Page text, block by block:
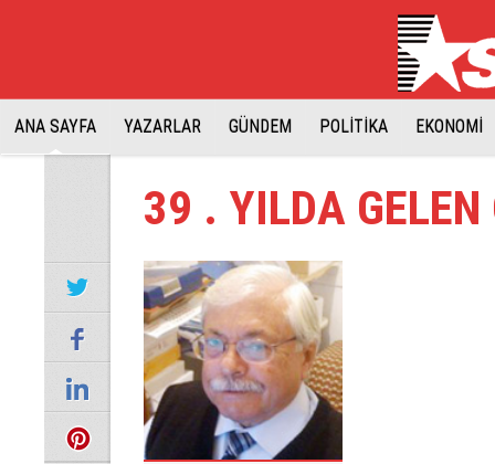
ANA SAYFA YAZARLAR GÜNDEM POLİTİKA EKONOMİ
39 . YILDA GELEN